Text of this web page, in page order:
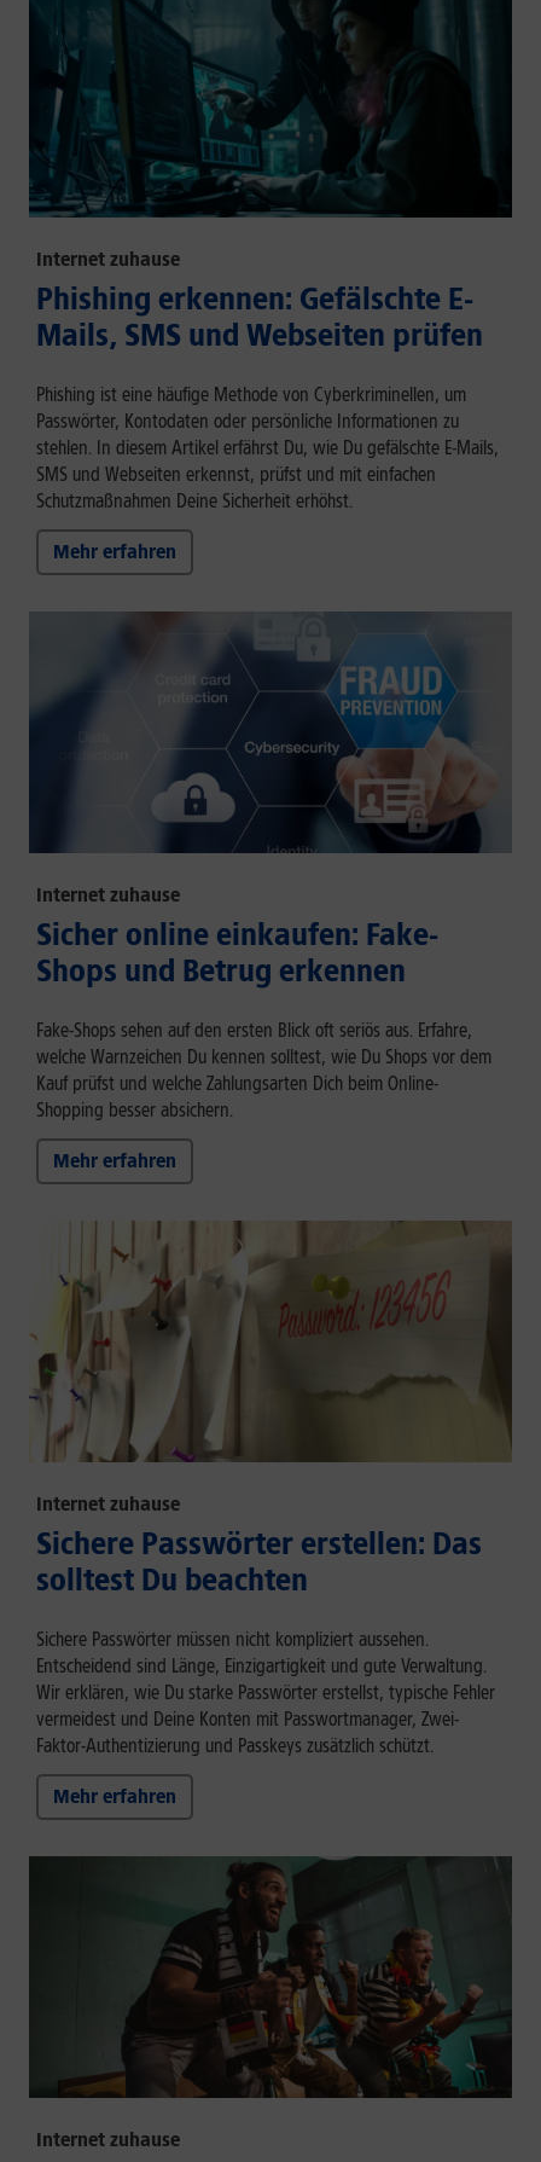
Internet zuhause
Phishing erkennen: Gefälschte E-
Mails, SMS und Webseiten prüfen
Phishing ist eine häufige Methode von Cyberkriminellen, um
Passwörter, Kontodaten oder persönliche Informationen zu
stehlen. In diesem Artikel erfährst Du, wie Du gefälschte E-Mails,
SMS und Webseiten erkennst, prüfst und mit einfachen
Schutzmaßnahmen Deine Sicherheit erhöhst.
Mehr erfahren
Internet zuhause
Sicher online einkaufen: Fake-
Shops und Betrug erkennen
Fake-Shops sehen auf den ersten Blick oft seriös aus. Erfahre,
welche Warnzeichen Du kennen solltest, wie Du Shops vor dem
Kauf prüfst und welche Zahlungsarten Dich beim Online-
Shopping besser absichern.
Mehr erfahren
Internet zuhause
Sichere Passwörter erstellen: Das
solltest Du beachten
Sichere Passwörter müssen nicht kompliziert aussehen.
Entscheidend sind Länge, Einzigartigkeit und gute Verwaltung.
Wir erklären, wie Du starke Passwörter erstellst, typische Fehler
vermeidest und Deine Konten mit Passwortmanager, Zwei-
Faktor-Authentizierung und Passkeys zusätzlich schützt.
Mehr erfahren
Internet zuhause